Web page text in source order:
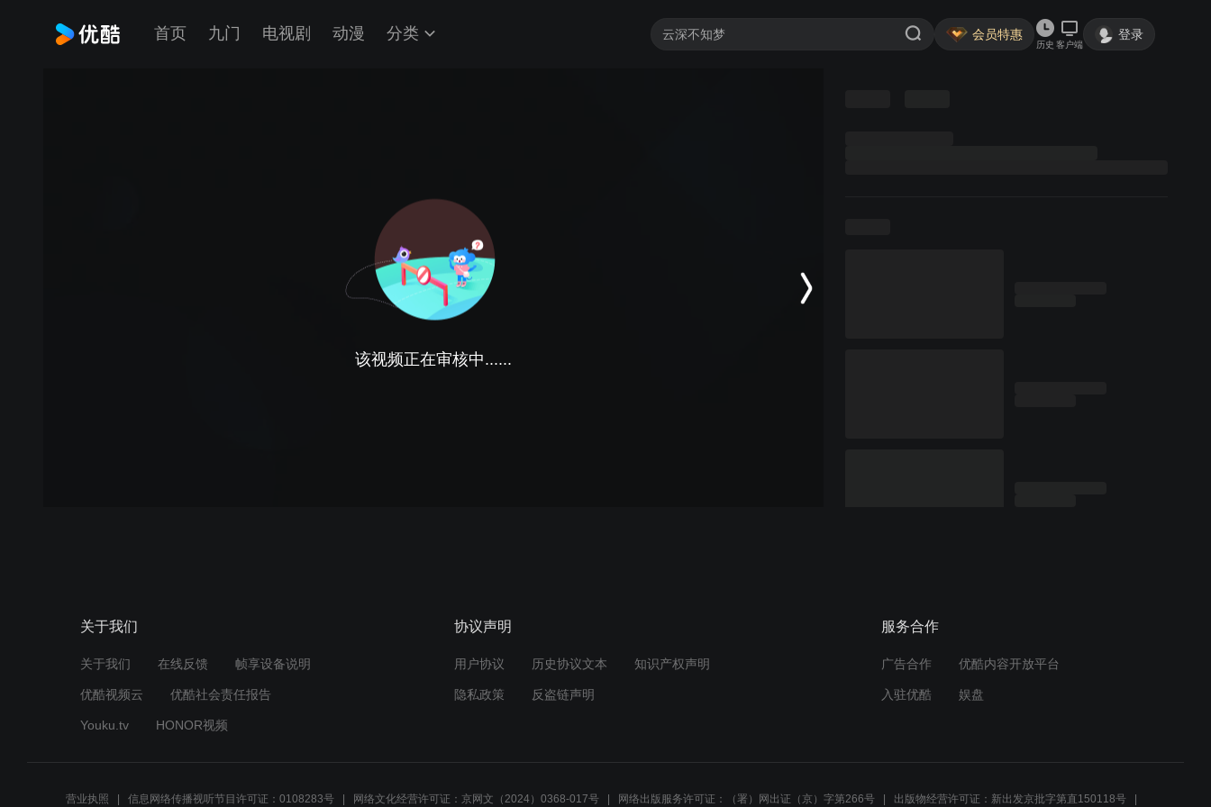
首页 九门 电视剧 动漫 分类 会员特惠
历史 客户端
登录
该视频正在审核中......
关于我们
关于我们 在线反馈 帧享设备说明
优酷视频云 优酷社会责任报告
Youku.tv HONOR视频
协议声明
用户协议 历史协议文本 知识产权声明
隐私政策 反盗链声明
服务合作
广告合作 优酷内容开放平台
入驻优酷 娱盘
营业执照 信息网络传播视听节目许可证：0108283号 网络文化经营许可证：京网文（2024）0368-017号 网络出版服务许可证：（署）网出证（京）字第266号 出版物经营许可证：新出发京批字第直150118号